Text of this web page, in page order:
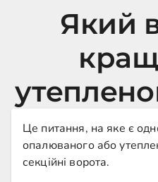
Який
Це питання, на яке є
опалюваного або
секційні ворота.